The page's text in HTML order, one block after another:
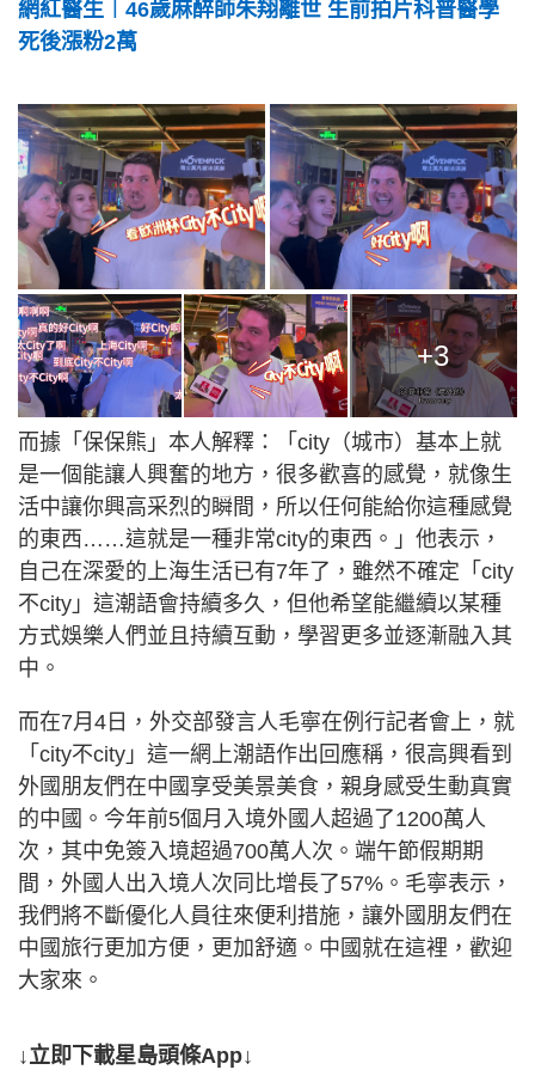
網紅醫生︱46歲麻醉師朱翔離世 生前拍片科普醫學
死後漲粉2萬
+3
而據「保保熊」本人解釋：「city（城市）基本上就
是一個能讓人興奮的地方，很多歡喜的感覺，就像生
活中讓你興高采烈的瞬間，所以任何能給你這種感覺
的東西……這就是一種非常city的東西。」他表示，
自己在深愛的上海生活已有7年了，雖然不確定「city
不city」這潮語會持續多久，但他希望能繼續以某種
方式娛樂人們並且持續互動，學習更多並逐漸融入其
中。
而在7月4日，外交部發言人毛寧在例行記者會上，就
「city不city」這一網上潮語作出回應稱，很高興看到
外國朋友們在中國享受美景美食，親身感受生動真實
的中國。今年前5個月入境外國人超過了1200萬人
次，其中免簽入境超過700萬人次。端午節假期期
間，外國人出入境人次同比增長了57%。毛寧表示，
我們將不斷優化人員往來便利措施，讓外國朋友們在
中國旅行更加方便，更加舒適。中國就在這裡，歡迎
大家來。
↓立即下載星島頭條App↓